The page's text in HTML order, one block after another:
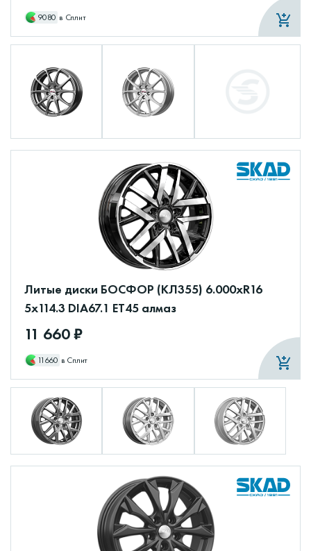
9080 в Сплит
Литые диски БОСФОР (КЛ355) 6.000xR16
5x114.3 DIA67.1 ET45 алмаз
11 660 ₽
11660 в Сплит